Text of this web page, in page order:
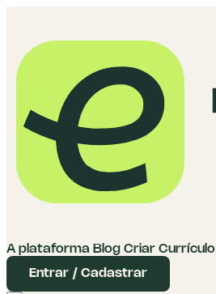
A plataforma Blog Criar Currículo
Entrar / Cadastrar